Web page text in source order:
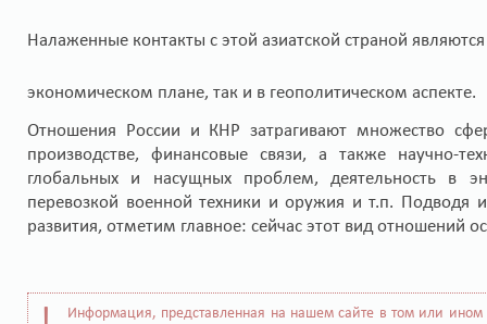
Налаженные контакты с этой азиатской страной
экономическом плане, так и в геополитическом аспекте.
Отношения России и КНР затрагивают множество
производстве, финансовые связи, а также научно-
глобальных и насущных проблем, деятельность в
перевозкой военной техники и оружия и т.п.
развития, отметим главное: сейчас этот вид отношений
Информация, представленная на нашем сайте в том или